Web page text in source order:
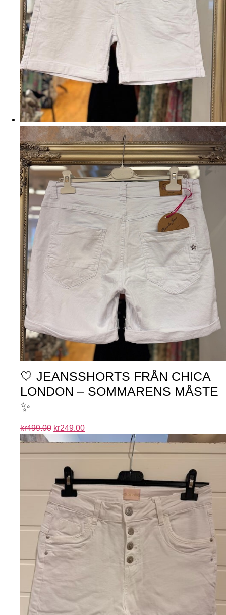
🤍 JEANSSHORTS FRÅN CHICA
LONDON – SOMMARENS MÅSTE
✨
kr499.00 kr249.00